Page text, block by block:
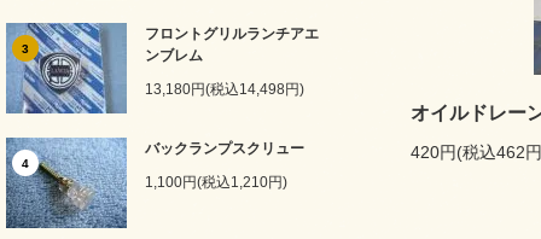
3
フロントグリルランチアエ
ンブレム
13,180円(税込14,498円)
4
バックランプスクリュー
1,100円(税込1,210円)
オイルドレー
420円(税込462